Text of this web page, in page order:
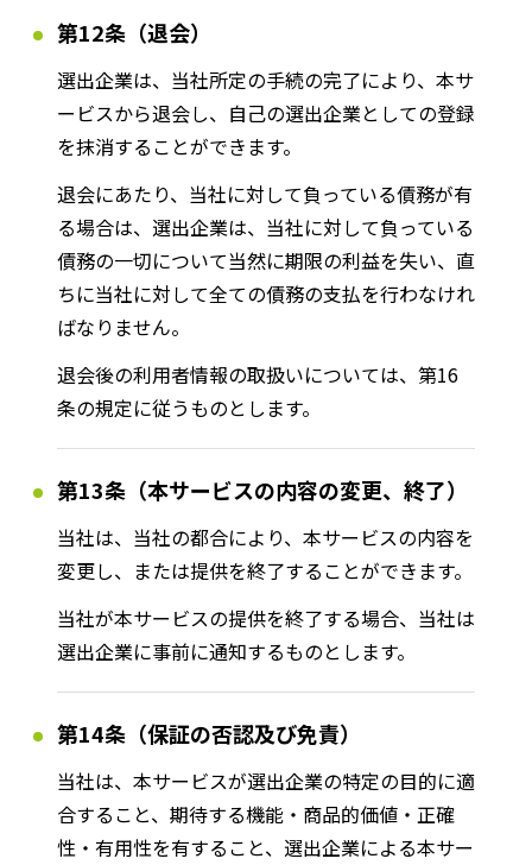
第12条（退会）
選出企業は、当社所定の手続の完了により、本サ
ービスから退会し、自己の選出企業としての登録
を抹消することができます。
退会にあたり、当社に対して負っている債務が有
る場合は、選出企業は、当社に対して負っている
債務の一切について当然に期限の利益を失い、直
ちに当社に対して全ての債務の支払を行わなけれ
ばなりません。
退会後の利用者情報の取扱いについては、第16
条の規定に従うものとします。
第13条（本サービスの内容の変更、終了）
当社は、当社の都合により、本サービスの内容を
変更し、または提供を終了することができます。
当社が本サービスの提供を終了する場合、当社は
選出企業に事前に通知するものとします。
第14条（保証の否認及び免責）
当社は、本サービスが選出企業の特定の目的に適
合すること、期待する機能・商品的価値・正確
性・有用性を有すること、選出企業による本サー